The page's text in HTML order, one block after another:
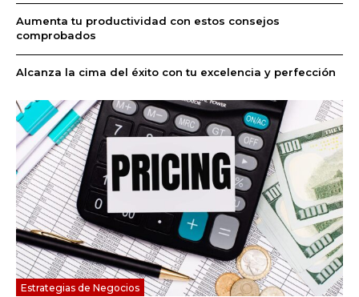
Aumenta tu productividad con estos consejos
comprobados
Alcanza la cima del éxito con tu excelencia y perfección
Estrategias de Negocios